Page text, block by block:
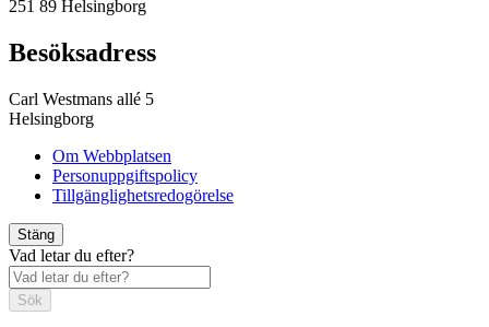
251 89 Helsingborg
Besöksadress
Carl Westmans allé 5
Helsingborg
Om Webbplatsen
Personuppgiftspolicy
Tillgänglighetsredogörelse
Stäng
Vad letar du efter?
Sök